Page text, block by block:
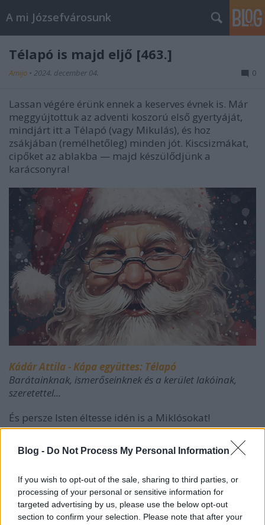
Blog - Do Not Process My Personal Information
If you wish to opt-out of the sale, sharing to third parties, or
processing of your personal or sensitive information for
targeted advertising by us, please use the below opt-out
section to confirm your selection. Please note that after your
A mi Józsefvárosunk
Télapó is majd eljő [463.]
Amijo • 2024. december 04. 0
Lassan végére érünk ennek a keserves évnek is. Már
meggyújtottuk az adventi koszorú első gyertyáját,
mindjárt itt a Télapó (vagy Mikulás), és hoz
zsákjában (remélhetőleg) minden jót. Kiscsizmákat,
cipőket az ablakba — majd készülődjünk a
karácsonyra!
Kádár Attila - Kápa együttes: Télapó
Barátainknak, ismerőseinknek és a kerület lakóinak,
szeretettel...
És persze Isten éltesse idén is a Miklósokat!
LaMa
***
Az ünnepek közeledtével a Józsefvárosi
Önkormányzat ismét meghirdette a karácsonyi